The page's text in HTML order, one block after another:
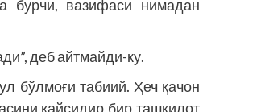
бурчи, вазифаси нимадан
деб айтмайди-ку.
бўлмоғи табиий. Ҳеч қачон
қайсидир бир ташкилот